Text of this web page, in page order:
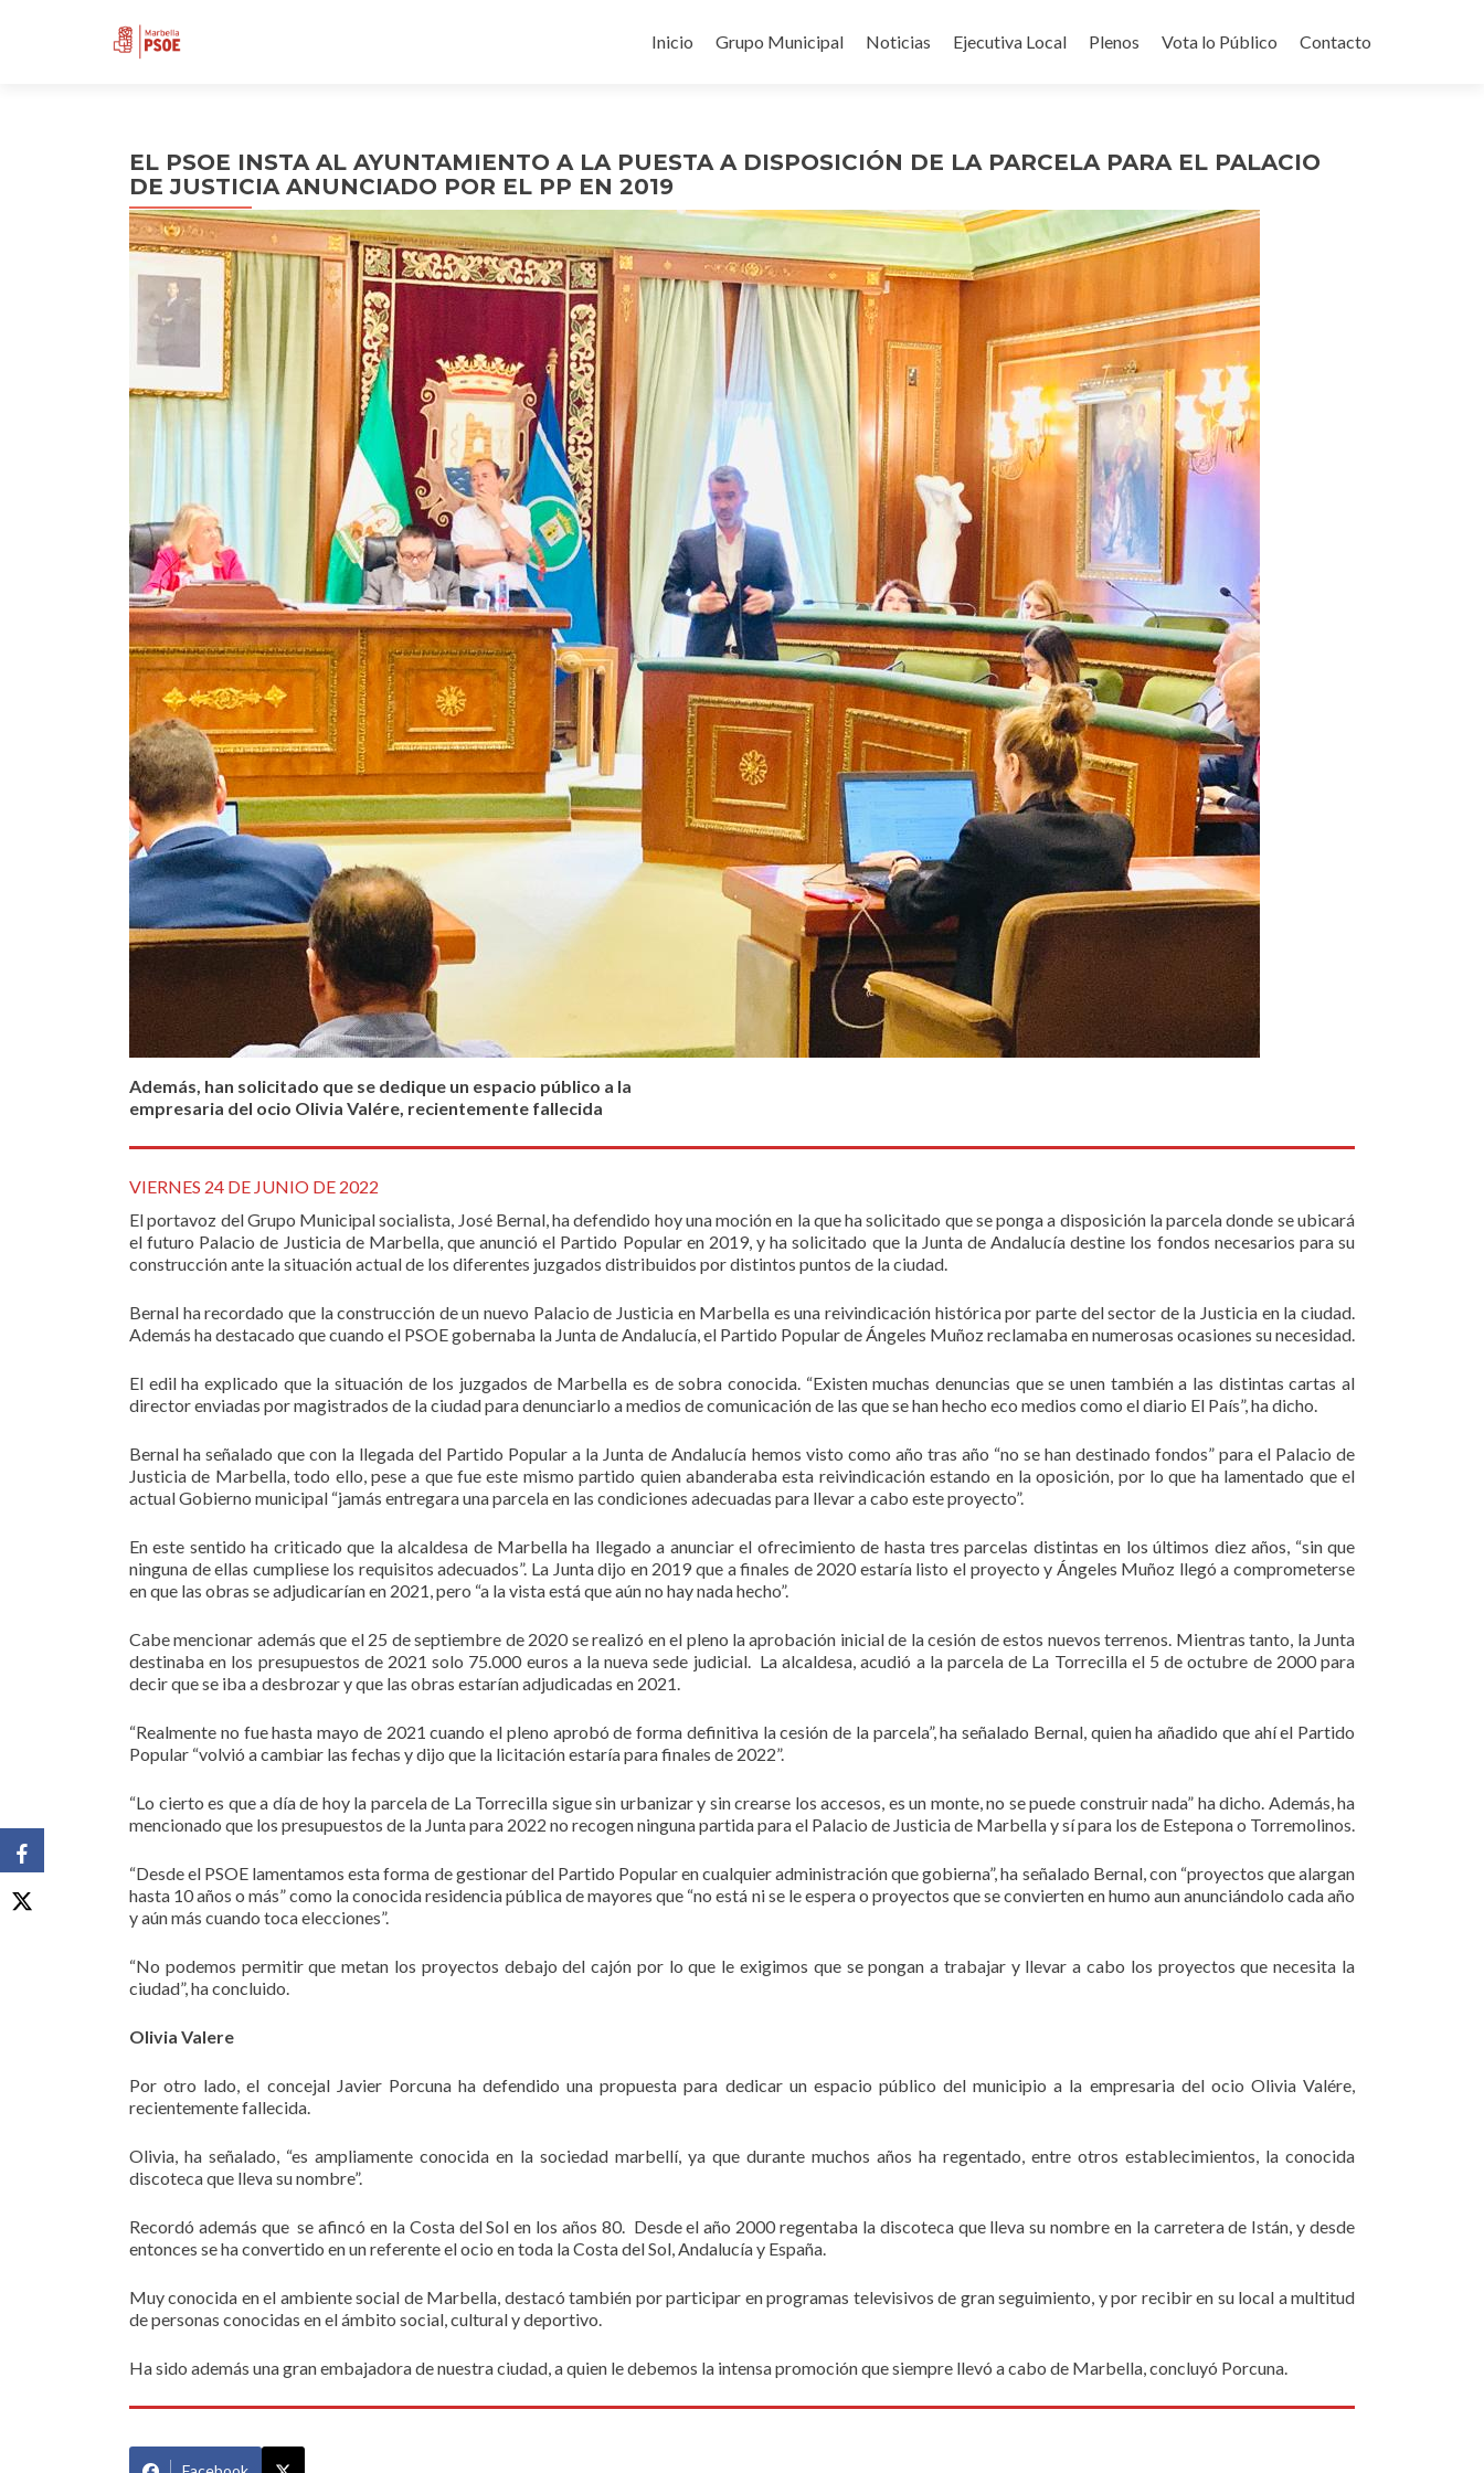
al
Inicio Grupo Municipal Noticias Ejecutiva Local Plenos Vota lo Público Contacto
EL PSOE INSTA AL AYUNTAMIENTO A LA PUESTA A DISPOSICIÓN DE LA PARCELA PARA EL PALACIO
DE JUSTICIA ANUNCIADO POR EL PP EN 2019
Además, han solicitado que se dedique un espacio público a la
empresaria del ocio Olivia Valére, recientemente fallecida
VIERNES 24 DE JUNIO DE 2022
El portavoz del Grupo Municipal socialista, José Bernal, ha defendido hoy una moción en la que ha solicitado que se ponga a disposición la parcela donde se ubicará
el futuro Palacio de Justicia de Marbella, que anunció el Partido Popular en 2019, y ha solicitado que la Junta de Andalucía destine los fondos necesarios para su
construcción ante la situación actual de los diferentes juzgados distribuidos por distintos puntos de la ciudad.
Bernal ha recordado que la construcción de un nuevo Palacio de Justicia en Marbella es una reivindicación histórica por parte del sector de la Justicia en la ciudad.
Además ha destacado que cuando el PSOE gobernaba la Junta de Andalucía, el Partido Popular de Ángeles Muñoz reclamaba en numerosas ocasiones su necesidad.
El edil ha explicado que la situación de los juzgados de Marbella es de sobra conocida. “Existen muchas denuncias que se unen también a las distintas cartas al
director enviadas por magistrados de la ciudad para denunciarlo a medios de comunicación de las que se han hecho eco medios como el diario El País”, ha dicho.
Bernal ha señalado que con la llegada del Partido Popular a la Junta de Andalucía hemos visto como año tras año “no se han destinado fondos” para el Palacio de
Justicia de Marbella, todo ello, pese a que fue este mismo partido quien abanderaba esta reivindicación estando en la oposición, por lo que ha lamentado que el
actual Gobierno municipal “jamás entregara una parcela en las condiciones adecuadas para llevar a cabo este proyecto”.
En este sentido ha criticado que la alcaldesa de Marbella ha llegado a anunciar el ofrecimiento de hasta tres parcelas distintas en los últimos diez años, “sin que
ninguna de ellas cumpliese los requisitos adecuados”. La Junta dijo en 2019 que a finales de 2020 estaría listo el proyecto y Ángeles Muñoz llegó a comprometerse
en que las obras se adjudicarían en 2021, pero “a la vista está que aún no hay nada hecho”.
Cabe mencionar además que el 25 de septiembre de 2020 se realizó en el pleno la aprobación inicial de la cesión de estos nuevos terrenos. Mientras tanto, la Junta
destinaba en los presupuestos de 2021 solo 75.000 euros a la nueva sede judicial. La alcaldesa, acudió a la parcela de La Torrecilla el 5 de octubre de 2000 para
decir que se iba a desbrozar y que las obras estarían adjudicadas en 2021.
“Realmente no fue hasta mayo de 2021 cuando el pleno aprobó de forma definitiva la cesión de la parcela”, ha señalado Bernal, quien ha añadido que ahí el Partido
Popular “volvió a cambiar las fechas y dijo que la licitación estaría para finales de 2022”.
“Lo cierto es que a día de hoy la parcela de La Torrecilla sigue sin urbanizar y sin crearse los accesos, es un monte, no se puede construir nada” ha dicho. Además, ha
mencionado que los presupuestos de la Junta para 2022 no recogen ninguna partida para el Palacio de Justicia de Marbella y sí para los de Estepona o Torremolinos.
“Desde el PSOE lamentamos esta forma de gestionar del Partido Popular en cualquier administración que gobierna”, ha señalado Bernal, con “proyectos que alargan
hasta 10 años o más” como la conocida residencia pública de mayores que “no está ni se le espera o proyectos que se convierten en humo aun anunciándolo cada año
y aún más cuando toca elecciones”.
“No podemos permitir que metan los proyectos debajo del cajón por lo que le exigimos que se pongan a trabajar y llevar a cabo los proyectos que necesita la
ciudad”, ha concluido.
Olivia Valere
Por otro lado, el concejal Javier Porcuna ha defendido una propuesta para dedicar un espacio público del municipio a la empresaria del ocio Olivia Valére,
recientemente fallecida.
Olivia, ha señalado, “es ampliamente conocida en la sociedad marbellí, ya que durante muchos años ha regentado, entre otros establecimientos, la conocida
discoteca que lleva su nombre”.
Recordó además que se afincó en la Costa del Sol en los años 80. Desde el año 2000 regentaba la discoteca que lleva su nombre en la carretera de Istán, y desde
entonces se ha convertido en un referente el ocio en toda la Costa del Sol, Andalucía y España.
Muy conocida en el ambiente social de Marbella, destacó también por participar en programas televisivos de gran seguimiento, y por recibir en su local a multitud
de personas conocidas en el ámbito social, cultural y deportivo.
Ha sido además una gran embajadora de nuestra ciudad, a quien le debemos la intensa promoción que siempre llevó a cabo de Marbella, concluyó Porcuna.